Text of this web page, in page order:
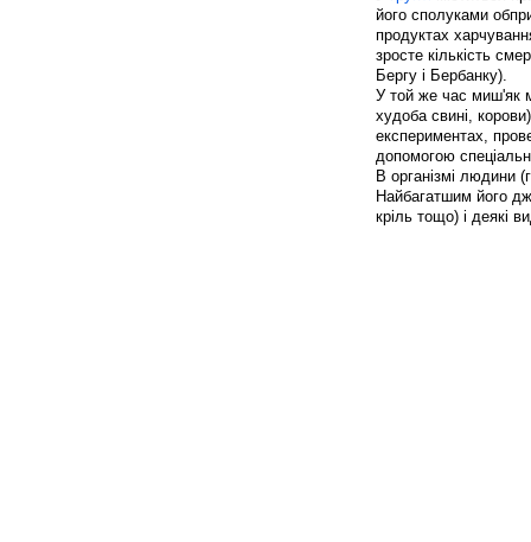
його сполуками
продуктах
зросте кількість
Бергу і Бербанку).
У той же час миш'як
худоба свині,
експериментах,
допомогою
В організмі людини
Найбагатшим його
кріль тощо) і деякі